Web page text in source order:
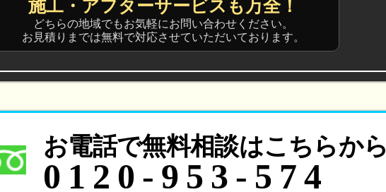
施工・アフターサービスも万全！
どちらの地域でもお気軽にお問い合わせください。
お見積りまでは無料で対応させていただいております。
お電話で無料相談はこちらから
0120-953-574